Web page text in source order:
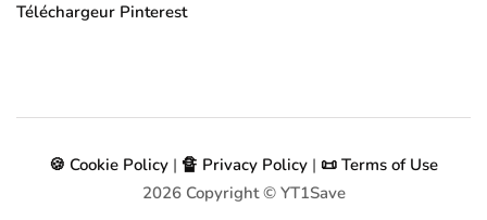
Téléchargeur Pinterest
🍪 Cookie Policy | 🔏 Privacy Policy | 📜 Terms of Use
2026Copyright © YT1Save